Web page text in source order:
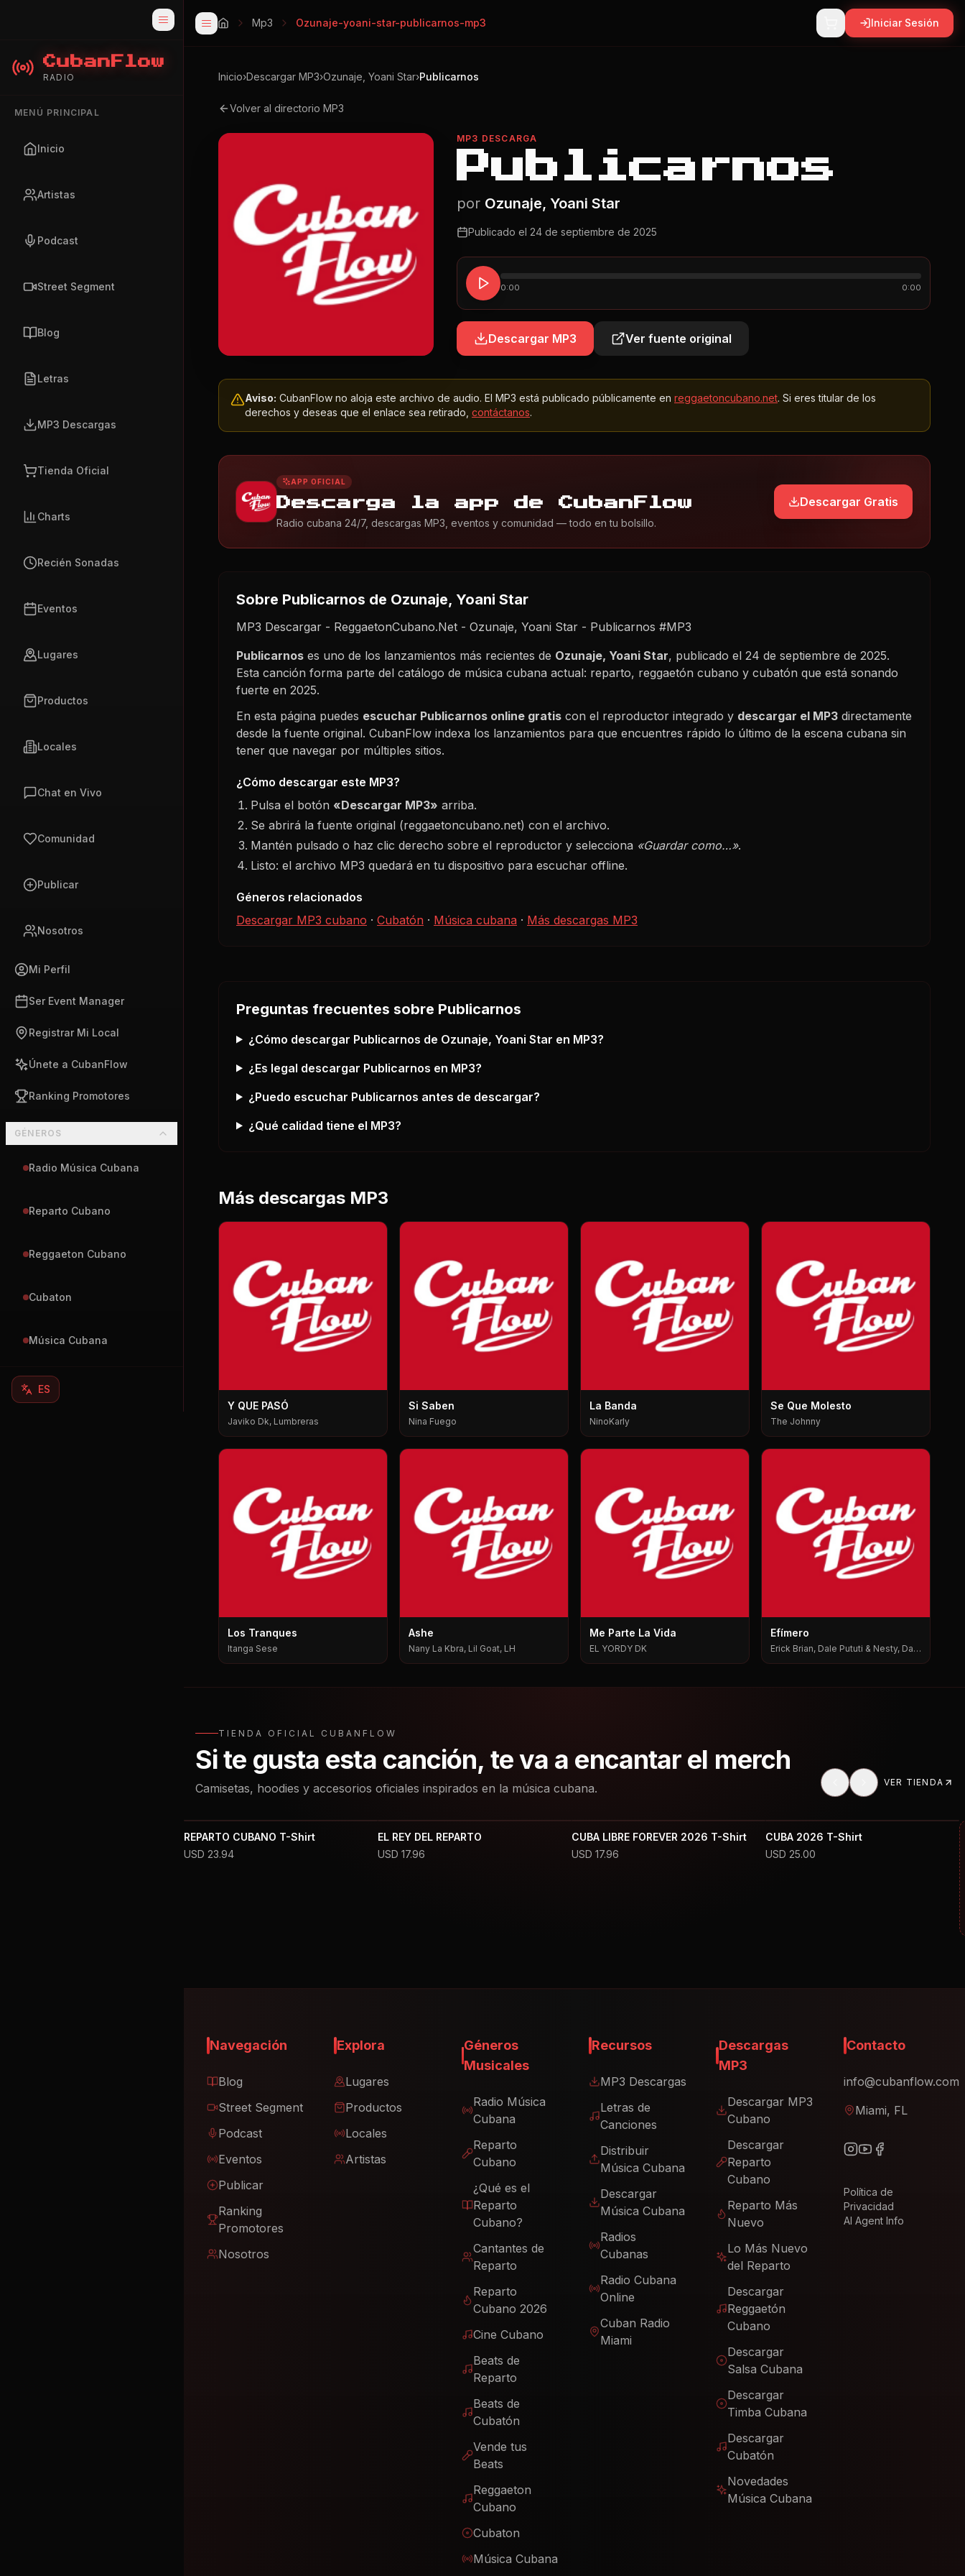
CubanFlow
RADIO
MENÚ PRINCIPAL
Inicio
Artistas
Podcast
Street Segment
Blog
Letras
MP3 Descargas
Tienda Oficial
Charts
Recién Sonadas
Eventos
Lugares
Productos
Locales
Chat en Vivo
Comunidad
Publicar
Nosotros
Mi Perfil
Ser Event Manager
Registrar Mi Local
Únete a CubanFlow
Ranking Promotores
GÉNEROS
Radio Música Cubana
Reparto Cubano
Reggaeton Cubano
Cubaton
Música Cubana
ES
Mp3 Ozunaje-yoani-star-publicarnos-mp3 Iniciar Sesión
Inicio›Descargar MP3›Ozunaje, Yoani Star›Publicarnos
Volver al directorio MP3
MP3 DESCARGA
Publicarnos
por Ozunaje, Yoani Star
Publicado el 24 de septiembre de 2025
0:00 0:00
Descargar MP3 Ver fuente original
Aviso: CubanFlow no aloja este archivo de audio. El MP3 está publicado públicamente en reggaetoncubano.net. Si eres titular de los
derechos y deseas que el enlace sea retirado, contáctanos.
APP OFICIAL
Descarga la app de CubanFlow
Radio cubana 24/7, descargas MP3, eventos y comunidad — todo en tu bolsillo.
Descargar Gratis
Sobre Publicarnos de Ozunaje, Yoani Star
MP3 Descargar - ReggaetonCubano.Net - Ozunaje, Yoani Star - Publicarnos #MP3
Publicarnos es uno de los lanzamientos más recientes de Ozunaje, Yoani Star, publicado el 24 de septiembre de 2025.
Esta canción forma parte del catálogo de música cubana actual: reparto, reggaetón cubano y cubatón que está sonando
fuerte en 2025.
En esta página puedes escuchar Publicarnos online gratis con el reproductor integrado y descargar el MP3 directamente
desde la fuente original. CubanFlow indexa los lanzamientos para que encuentres rápido lo último de la escena cubana sin
tener que navegar por múltiples sitios.
¿Cómo descargar este MP3?
Pulsa el botón «Descargar MP3» arriba.
Se abrirá la fuente original (reggaetoncubano.net) con el archivo.
Mantén pulsado o haz clic derecho sobre el reproductor y selecciona «Guardar como…».
Listo: el archivo MP3 quedará en tu dispositivo para escuchar offline.
Géneros relacionados
Descargar MP3 cubano · Cubatón · Música cubana · Más descargas MP3
Preguntas frecuentes sobre Publicarnos
¿Cómo descargar Publicarnos de Ozunaje, Yoani Star en MP3?
¿Es legal descargar Publicarnos en MP3?
¿Puedo escuchar Publicarnos antes de descargar?
¿Qué calidad tiene el MP3?
Más descargas MP3
Y QUE PASÓ
Javiko Dk, Lumbreras
Si Saben
Nina Fuego
La Banda
NinoKarly
Se Que Molesto
The Johnny
Los Tranques
Itanga Sese
Ashe
Nany La Kbra, Lil Goat, LH
Me Parte La Vida
EL YORDY DK
Efímero
Erick Brian, Dale Pututi & Nesty, Dale
TIENDA OFICIAL CUBANFLOW
Si te gusta esta canción, te va a encantar el merch
Camisetas, hoodies y accesorios oficiales inspirados en la música cubana. VER TIENDA
REPARTO CUBANO T-Shirt
USD 23.94
EL REY DEL REPARTO
USD 17.96
CUBA LIBRE FOREVER 2026 T-Shirt
USD 17.96
CUBA 2026 T-Shirt
USD 25.00
Navegación
Blog
Street Segment
Podcast
Eventos
Publicar
Ranking
Promotores
Nosotros
Explora
Lugares
Productos
Locales
Artistas
Géneros
Musicales
Radio Música
Cubana
Reparto
Cubano
¿Qué es el
Reparto
Cubano?
Cantantes de
Reparto
Reparto
Cubano 2026
Cine Cubano
Beats de
Reparto
Beats de
Cubatón
Vende tus
Beats
Reggaeton
Cubano
Cubaton
Música Cubana
Recursos
MP3 Descargas
Letras de
Canciones
Distribuir
Música Cubana
Descargar
Música Cubana
Radios
Cubanas
Radio Cubana
Online
Cuban Radio
Miami
Descargas
MP3
Descargar MP3
Cubano
Descargar
Reparto
Cubano
Reparto Más
Nuevo
Lo Más Nuevo
del Reparto
Descargar
Reggaetón
Cubano
Descargar
Salsa Cubana
Descargar
Timba Cubana
Descargar
Cubatón
Novedades
Música Cubana
Contacto
info@cubanflow.com
Miami, FL
Política de
Privacidad
AI Agent Info